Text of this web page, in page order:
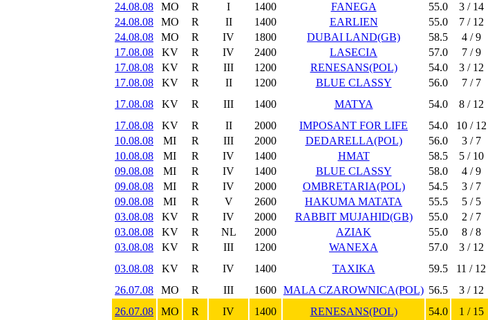
24.08.08
MO R I 1400 FANEGA 55.0 3 / 14
24.08.08
MO R II 1400 EARLIEN 55.0 7 / 12
24.08.08
MO R IV 1800 DUBAI LAND(GB) 58.5 4 / 9
17.08.08
KV R IV 2400 LASECIA 57.0 7 / 9
17.08.08
KV R III 1200 RENESANS(POL) 54.0 3 / 12
17.08.08
KV R II 1200 BLUE CLASSY 56.0 7 / 7
17.08.08
KV R III 1400 MATYA 54.0 8 / 12
17.08.08
KV R II 2000 IMPOSANT FOR LIFE 54.0 10 / 12
10.08.08
MI R III 2000 DEDARELLA(POL) 56.0 3 / 7
10.08.08
MI R IV 1400 HMAT 58.5 5 / 10
09.08.08
MI R IV 1400 BLUE CLASSY 58.0 4 / 9
09.08.08
MI R IV 2000 OMBRETARIA(POL) 54.5 3 / 7
09.08.08
MI R V 2600 HAKUMA MATATA 55.5 5 / 5
03.08.08
KV R IV 2000 RABBIT MUJAHID(GB) 55.0 2 / 7
03.08.08
KV R NL 2000 AZIAK 55.0 8 / 8
03.08.08
KV R III 1200 WANEXA 57.0 3 / 12
03.08.08
KV R IV 1400 TAXIKA 59.5 11 / 12
26.07.08
MO R III 1600 MALA CZAROWNICA(POL) 56.5 3 / 12
26.07.08
MO R IV 1400 RENESANS(POL) 54.0 1 / 15